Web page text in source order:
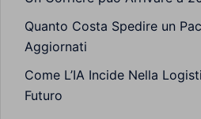
Quanto Costa Spedire un
Aggiornati
Come L’IA Incide Nella
Futuro